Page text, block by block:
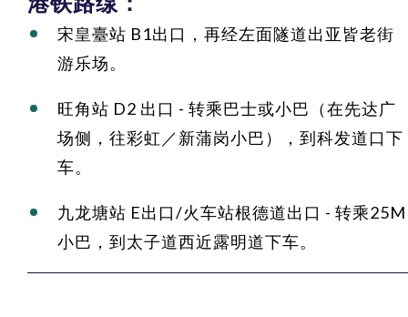
宋皇臺站 B1出口，再经左面隧道出亚皆老街
游乐场。
旺角站 D2 出口 - 转乘巴士或小巴（在先达广
场侧，往彩虹／新蒲岗小巴），到科发道口下
车。
九龙塘站 E出口/火车站根德道出口 - 转乘25M
小巴，到太子道西近露明道下车。